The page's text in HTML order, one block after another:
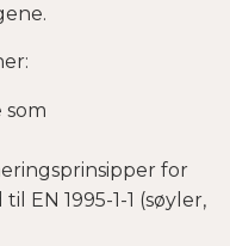
som
for
EN 1995-1-1 (søyler,